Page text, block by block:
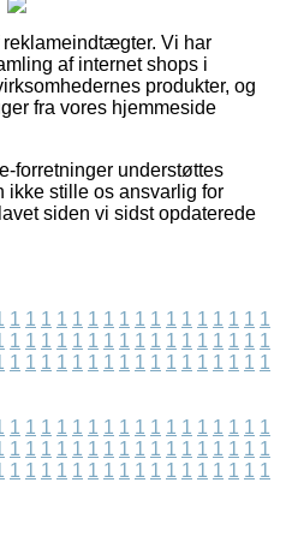
Vi har
af internet shops i
produkter, og
fra vores hjemmeside
forretninger understøttes
ikke stille os ansvarlig for
siden vi sidst opdaterede
1 1 1 1 1 1 1 1 1 1 1 1 1 1 1 1 1
1 1 1 1 1 1 1 1 1 1 1 1 1 1 1 1 1
1 1 1 1 1 1 1 1 1 1 1 1 1 1 1 1 1
1 1 1 1 1 1 1 1 1 1 1 1 1 1 1 1 1
1 1 1 1 1 1 1 1 1 1 1 1 1 1 1 1 1
1 1 1 1 1 1 1 1 1 1 1 1 1 1 1 1 1